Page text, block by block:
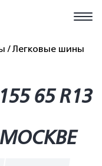
Легковые шины
65 R13